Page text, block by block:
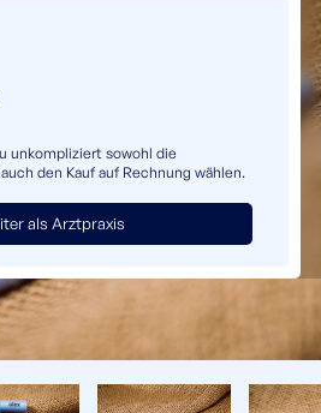
unkompliziert sowohl die
den Kauf auf Rechnung wählen.
als Arztpraxis